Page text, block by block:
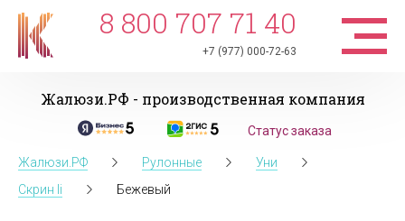
8 800 707 71 40
+7 (977) 000-72-63
Жалюзи.РФ - производственная компания
Статус заказа
Жалюзи.РФ Рулонные
Уни
Скрин Ii
Бежевый